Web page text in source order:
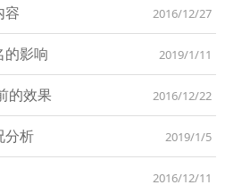
容 2016/12/27
的影响 2019/1/11
的效果 2016/12/22
分析 2019/1/5
2016/12/11